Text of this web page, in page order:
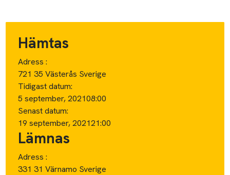
Hämtas
Adress :
721 35 Västerås Sverige
Tidigast datum:
5 september, 202108:00
Senast datum:
19 september, 202121:00
Lämnas
Adress :
331 31 Värnamo Sverige